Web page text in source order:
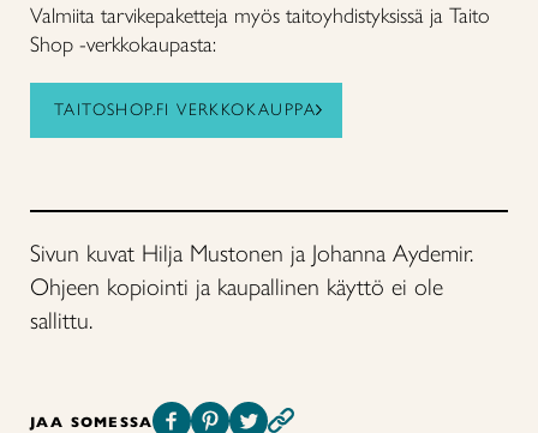
Valmiita tarvikepaketteja myös taitoyhdistyksissä ja Taito
Shop -verkkokaupasta:
TAITOSHOP.FI VERKKOKAUPPA
Sivun kuvat Hilja Mustonen ja Johanna Aydemir.
Ohjeen kopiointi ja kaupallinen käyttö ei ole
sallittu.
JAA SOMESSA